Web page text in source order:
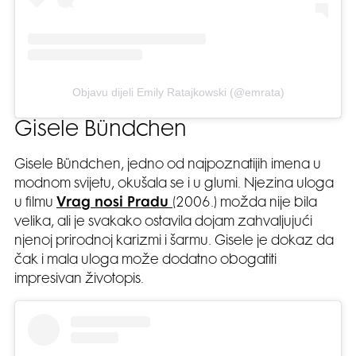
Objavu dijeli Emily Ratajkowski (@emrata)
Gisele Bündchen
Gisele Bündchen, jedno od najpoznatijih imena u
modnom svijetu, okušala se i u glumi. Njezina uloga
u filmu Vrag nosi Pradu (2006.) možda nije bila
velika, ali je svakako ostavila dojam zahvaljujući
njenoj prirodnoj karizmi i šarmu. Gisele je dokaz da
čak i mala uloga može dodatno obogatiti
impresivan životopis.